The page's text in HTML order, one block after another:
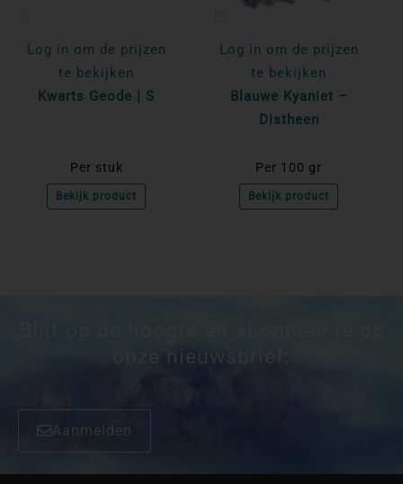
Log in om de prijzen
te bekijken
Kwarts Geode | S
Per stuk
Bekijk product
Log in om de prijzen
te bekijken
Blauwe Kyaniet –
Distheen
Per 100 gr
Bekijk product
onze nieuwsbrief:
Aanmelden